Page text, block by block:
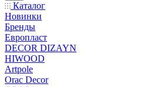
Каталог
Новинки
Бренды
Европласт
DECOR DIZAYN
HIWOOD
Artpole
Orac Decor